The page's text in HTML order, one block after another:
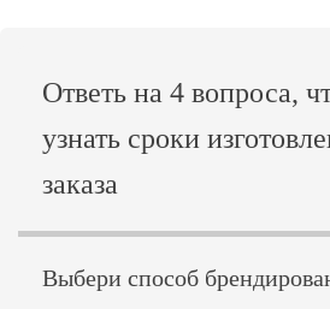
Ответь на 4 вопроса,
узнать сроки
заказа
Выбери способ